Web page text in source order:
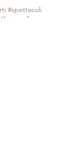
#spettacoli